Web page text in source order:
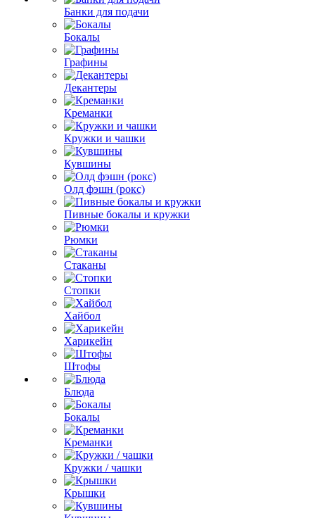
Банки для подачи
Бокалы
Графины
Декантеры
Креманки
Кружки и чашки
Кувшины
Олд фэшн (рокс)
Пивные бокалы и кружки
Рюмки
Стаканы
Стопки
Хайбол
Харикейн
Штофы
Блюда
Бокалы
Креманки
Кружки / чашки
Крышки